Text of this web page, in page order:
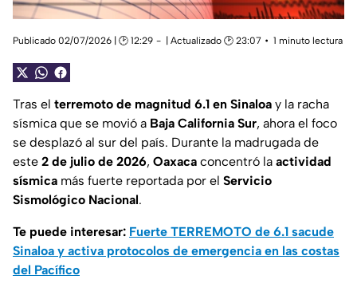
Publicado 02/07/2026 | 🕑 12:29 | Actualizado 🕑 23:07 1 minuto lectura
Tras el terremoto de magnitud 6.1 en Sinaloa y la racha
sísmica que se movió a Baja California Sur, ahora el foco
se desplazó al sur del país. Durante la madrugada de
este 2 de julio de 2026, Oaxaca concentró la actividad
sísmica más fuerte reportada por el Servicio
Sismológico Nacional.
Te puede interesar: Fuerte TERREMOTO de 6.1 sacude
Sinaloa y activa protocolos de emergencia en las costas
del Pacífico